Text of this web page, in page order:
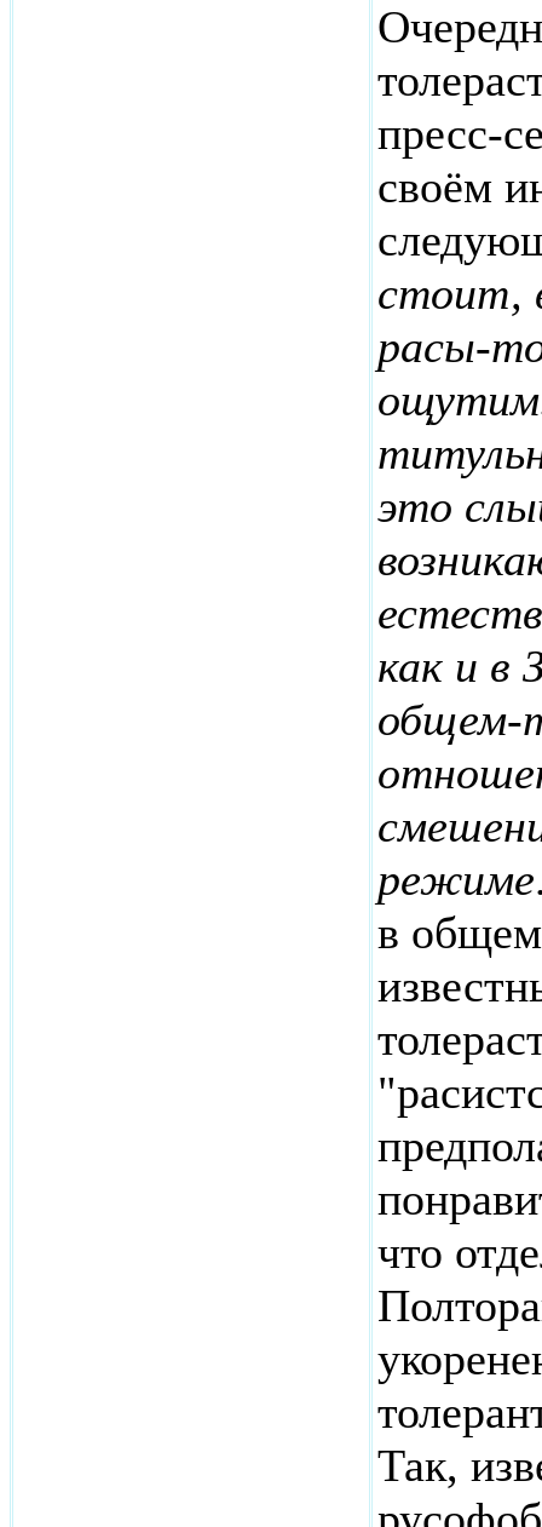
пресс-
своём
стоит,
расы-
это
как и в
общем-
режиме
в
что
Так,